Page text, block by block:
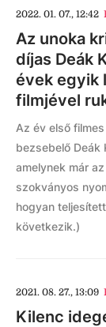
2022. 01. 07., 12:42
Az unoka
díjas Deák
évek egyik
filmjével
Az év első
bezsebelő Deák
amelynek már
szokványos
hogyan
következik.)
2021. 08. 27., 13:09
Kilenc